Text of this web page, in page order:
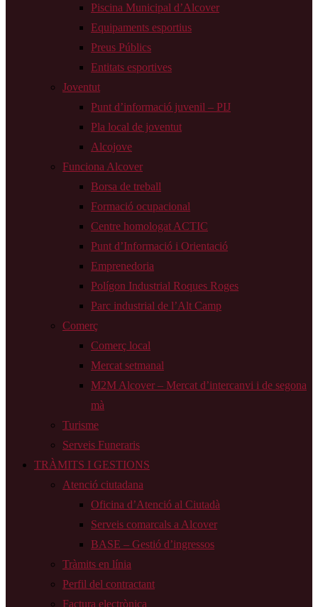
Piscina Municipal d’Alcover
Equipaments esportius
Preus Públics
Entitats esportives
Joventut
Punt d’informació juvenil – PIJ
Pla local de joventut
Alcojove
Funciona Alcover
Borsa de treball
Formació ocupacional
Centre homologat ACTIC
Punt d’Informació i Orientació
Emprenedoria
Polígon Industrial Roques Roges
Parc industrial de l’Alt Camp
Comerç
Comerç local
Mercat setmanal
M2M Alcover – Mercat d’intercanvi i de segona
mà
Turisme
Serveis Funeraris
TRÀMITS I GESTIONS
Atenció ciutadana
Oficina d’Atenció al Ciutadà
Serveis comarcals a Alcover
BASE – Gestió d’ingressos
Tràmits en línia
Perfil del contractant
Factura electrònica